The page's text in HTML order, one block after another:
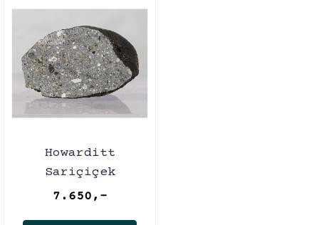
Howarditt
Sariçiçek
(Bingöl), 12,83
7.650,-